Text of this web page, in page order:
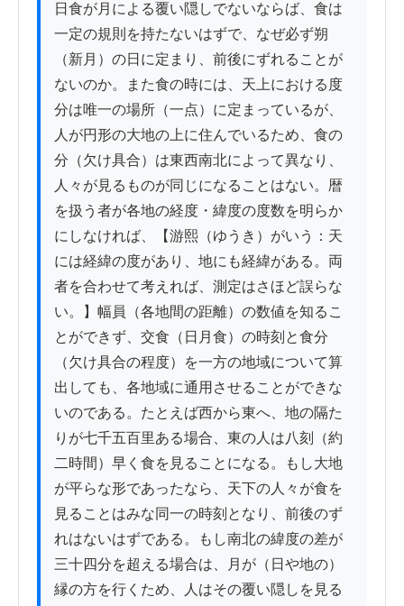
日食が月による覆い隠しでないならば、食は
一定の規則を持たないはずで、なぜ必ず朔
（新月）の日に定まり、前後にずれることが
ないのか。また食の時には、天上における度
分は唯一の場所（一点）に定まっているが、
人が円形の大地の上に住んでいるため、食の
分（欠け具合）は東西南北によって異なり、
人々が見るものが同じになることはない。暦
を扱う者が各地の経度・緯度の度数を明らか
にしなければ、【游熙（ゆうき）がいう：天
には経緯の度があり、地にも経緯がある。両
者を合わせて考えれば、測定はさほど誤らな
い。】幅員（各地間の距離）の数値を知るこ
とができず、交食（日月食）の時刻と食分
（欠け具合の程度）を一方の地域について算
出しても、各地域に通用させることができな
いのである。たとえば西から東へ、地の隔た
りが七千五百里ある場合、東の人は八刻（約
二時間）早く食を見ることになる。もし大地
が平らな形であったなら、天下の人々が食を
見ることはみな同一の時刻となり、前後のず
れはないはずである。もし南北の緯度の差が
三十四分を超える場合は、月が（日や地の）
縁の方を行くため、人はその覆い隠しを見る